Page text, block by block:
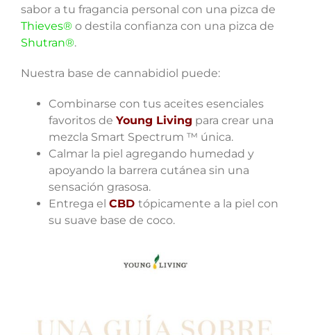
sabor a tu fragancia personal con una pizca de
Thieves®o destila confianza con una pizca de
Shutran®.
Nuestra base de cannabidiol puede:
Combinarse con tus aceites esenciales
favoritos de Young Living para crear una
mezcla Smart Spectrum ™ única.
Calmar la piel agregando humedad y
apoyando la barrera cutánea sin una
sensación grasosa.
Entrega el CBD tópicamente a la piel con
su suave base de coco.